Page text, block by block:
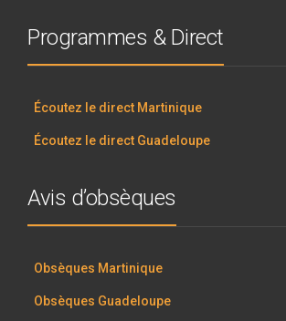
Programmes & Direct
Écoutez le direct Martinique
Écoutez le direct Guadeloupe
Avis d’obsèques
Obsèques Martinique
Obsèques Guadeloupe